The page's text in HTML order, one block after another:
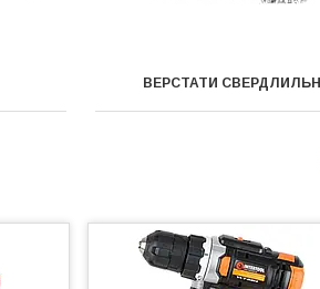
ВЕРСТАТИ СВЕРДЛИЛЬНІ